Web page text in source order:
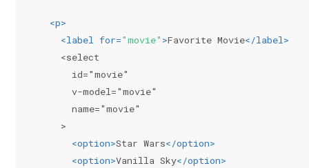
<p>
<label for="movie" >Favorite Movie</label>
    <select
      id="movie"
      v-model="movie"
      name="movie"
    >
<option>Star Wars</option>
<option>Vanilla Sky</option>